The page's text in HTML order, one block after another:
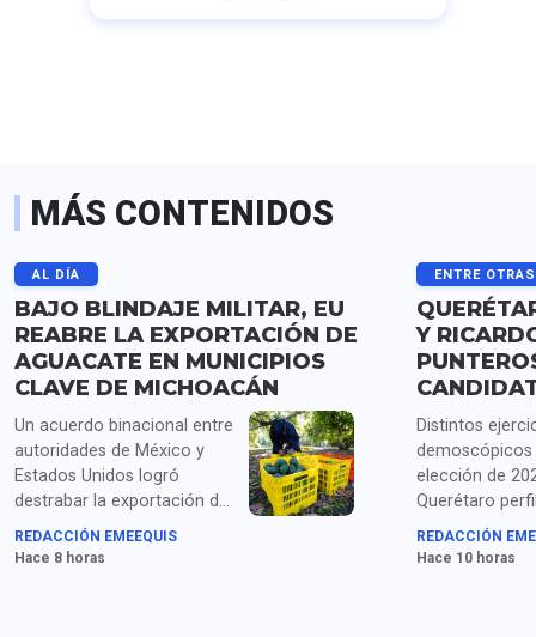
MÁS CONTENIDOS
AL DÍA
BAJO BLINDAJE MILITAR, EU
REABRE LA EXPORTACIÓN DE
AGUACATE EN MUNICIPIOS
CLAVE DE MICHOACÁN
Un acuerdo binacional entre
autoridades de México y
Estados Unidos logró
destrabar la exportación de
más de mil toneladas de
aguacate michoacano
REDACCIÓN EMEEQUIS
Hace 8 horas
ENTRE
Y
Distintos
elección de
Querétaro
Santiago
Astudillo
REDACCIÓN
Hace 10 horas